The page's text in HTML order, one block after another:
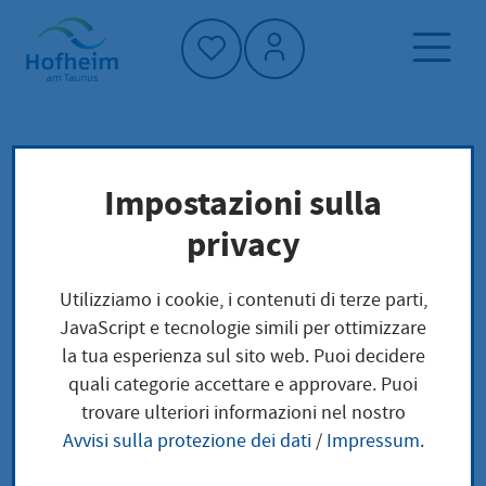
Home"
Pagina iniziale
Vivere a Hofheim
Società e questioni sociali
Antrag einer Sterbeurkunde
Antrag einer
Sterbeurkunde
Impostazioni sulla
privacy
Utilizziamo i cookie, i contenuti di terze parti,
JavaScript e tecnologie simili per ottimizzare
la tua esperienza sul sito web. Puoi decidere
quali categorie accettare e approvare. Puoi
trovare ulteriori informazioni nel nostro
Avvisi sulla protezione dei dati/ Impressum.